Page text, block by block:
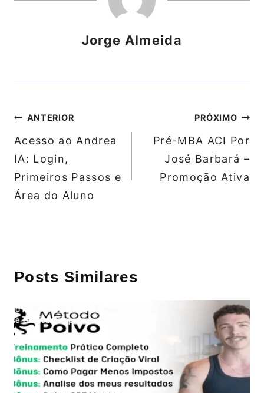
Jorge Almeida
Navegação
de
Post
ANTERIOR
Acesso ao Andrea
IA: Login,
Primeiros Passos e
Área do Aluno
PRÓXIMO
Pré-MBA ACI Por
José Barbará –
Promoção Ativa
Posts Similares